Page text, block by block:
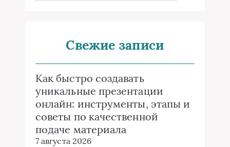
Свежие записи
Как быстро создавать
уникальные презентации
онлайн: инструменты, этапы и
советы по качественной
подаче материала
7 августа 2026